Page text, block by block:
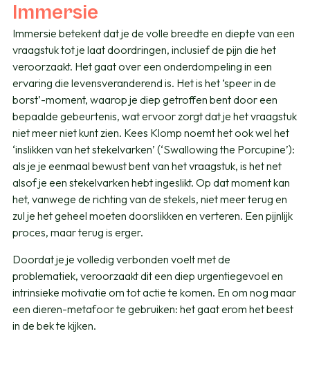
Immersie
Immersie betekent dat je de volle breedte en diepte van een
vraagstuk tot je laat doordringen, inclusief de pijn die het
veroorzaakt. Het gaat over een onderdompeling in een
ervaring die levensveranderend is. Het is het ‘speer in de
borst’-moment, waarop je diep getroffen bent door een
bepaalde gebeurtenis, wat ervoor zorgt dat je het vraagstuk
niet meer niet kunt zien. Kees Klomp noemt het ook wel het
‘inslikken van het stekelvarken’ (‘Swallowing the Porcupine’):
als je je eenmaal bewust bent van het vraagstuk, is het net
alsof je een stekelvarken hebt ingeslikt. Op dat moment kan
het, vanwege de richting van de stekels, niet meer terug en
zul je het geheel moeten doorslikken en verteren. Een pijnlijk
proces, maar terug is erger.
Doordat je je volledig verbonden voelt met de
problematiek, veroorzaakt dit een diep urgentiegevoel en
intrinsieke motivatie om tot actie te komen. En om nog maar
een dieren-metafoor te gebruiken: het gaat erom het beest
in de bek te kijken.